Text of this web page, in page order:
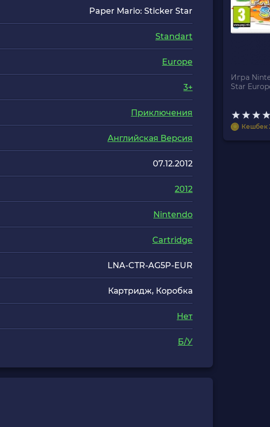
Paper Mario: Sticker Star
Standart
Europe
3+
Приключения
Английская Версия
07.12.2012
2012
Nintendo
Cartridge
LNA-CTR-AG5P-EUR
Картридж, Коробка
Нет
Б/У
Игра
Star
Кешбек